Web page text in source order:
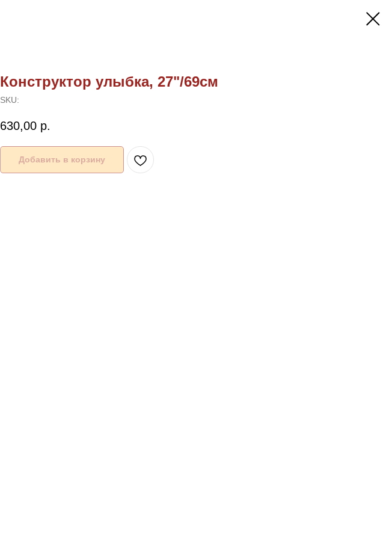
Конструктор улыбка, 27"/69см
SKU:
630,00 р.
Добавить в корзину